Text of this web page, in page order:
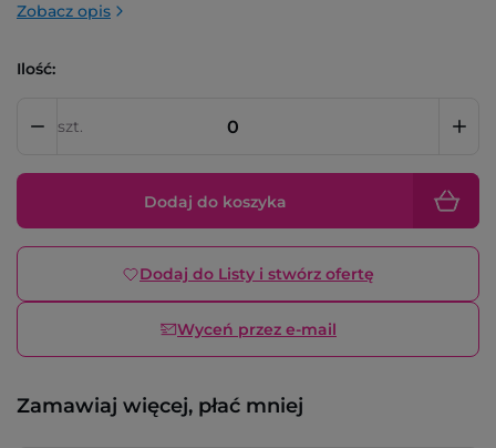
Zobacz opis
Ilość:
szt.
Dodaj do koszyka
Dodaj do Listy i stwórz ofertę
Wyceń przez e-mail
Zamawiaj więcej, płać mniej